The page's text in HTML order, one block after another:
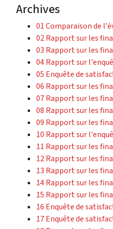
Archives
01 Comparaison de
02 Rapport sur les
03 Rapport sur les
04 Rapport sur
05 Enquête de
06 Rapport sur les
07 Rapport sur les
08 Rapport sur les
09 Rapport sur les
10 Rapport sur
11 Rapport sur les
12 Rapport sur les
13 Rapport sur les
14 Rapport sur les
15 Rapport sur les
16 Enquête de
17 Enquête de